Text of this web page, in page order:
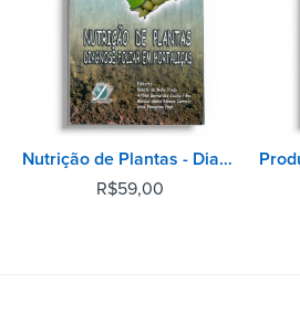
Nutrição de Plantas - Diagnose Foliar em Hortaliças
R$59,00